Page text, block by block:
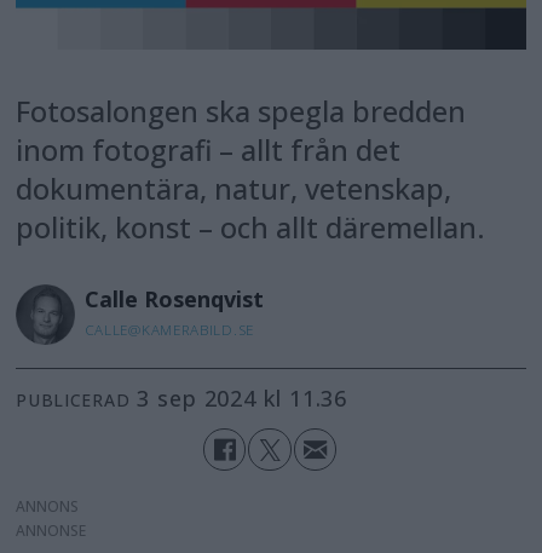
Fotosalongen ska spegla bredden
inom fotografi – allt från det
dokumentära, natur, vetenskap,
politik, konst – och allt däremellan.
Calle Rosenqvist
CALLE@KAMERABILD.SE
PUBLICERAD 3 sep 2024 kl 11.36
ANNONS